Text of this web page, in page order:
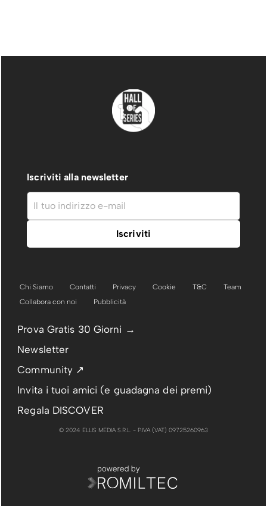
Iscriviti alla newsletter
Chi Siamo Contatti Privacy Cookie T&C
Team
Collabora con noi
Pubblicità
Prova Gratis 30 Giorni →
Newsletter
Community ↗
Invita i tuoi amici (e guadagna dei premi)
Regala DISCOVER
© 2024 ELLIS MEDIA S.R.L. - P.IVA (VAT) 09725260963